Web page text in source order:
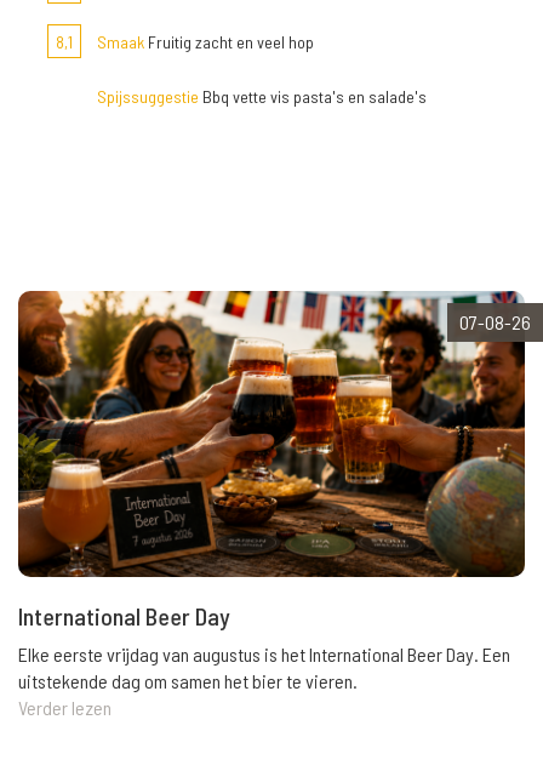
8,1 Smaak Fruitig zacht en veel hop
Spijssuggestie Bbq vette vis pasta's en salade's
07-08-26
International Beer Day
Elke eerste vrijdag van augustus is het International Beer Day. Een
uitstekende dag om samen het bier te vieren.
Verder lezen